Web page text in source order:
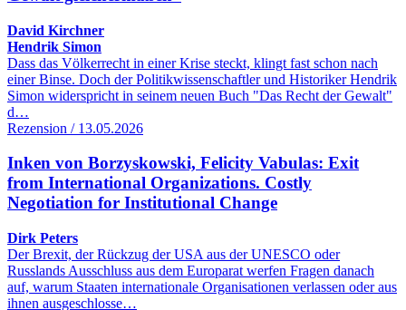
David Kirchner
Hendrik Simon
Dass das Völkerrecht in einer Krise steckt, klingt fast schon nach
einer Binse. Doch der Politikwissenschaftler und Historiker Hendrik
Simon widerspricht in seinem neuen Buch "Das Recht der Gewalt"
d…
Rezension / 13.05.2026
Inken von Borzyskowski, Felicity Vabulas: Exit
from International Organizations. Costly
Negotiation for Institutional Change
Dirk Peters
Der Brexit, der Rückzug der USA aus der UNESCO oder
Russlands Ausschluss aus dem Europarat werfen Fragen danach
auf, warum Staaten internationale Organisationen verlassen oder aus
ihnen ausgeschlosse…